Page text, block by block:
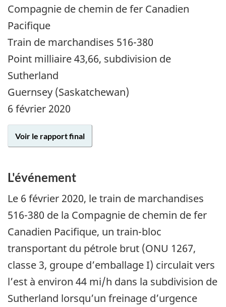
Compagnie de chemin de fer Canadien
Pacifique
Train de marchandises 516-380
Point milliaire 43,66, subdivision de
Sutherland
Guernsey (Saskatchewan)
6 février 2020
Voir le rapport final
L'événement
Le 6 février 2020, le train de marchandises
516-380 de la Compagnie de chemin de fer
Canadien Pacifique, un train-bloc
transportant du pétrole brut (ONU 1267,
classe 3, groupe d’emballage I) circulait vers
l’est à environ 44 mi/h dans la subdivision de
Sutherland lorsqu’un freinage d’urgence